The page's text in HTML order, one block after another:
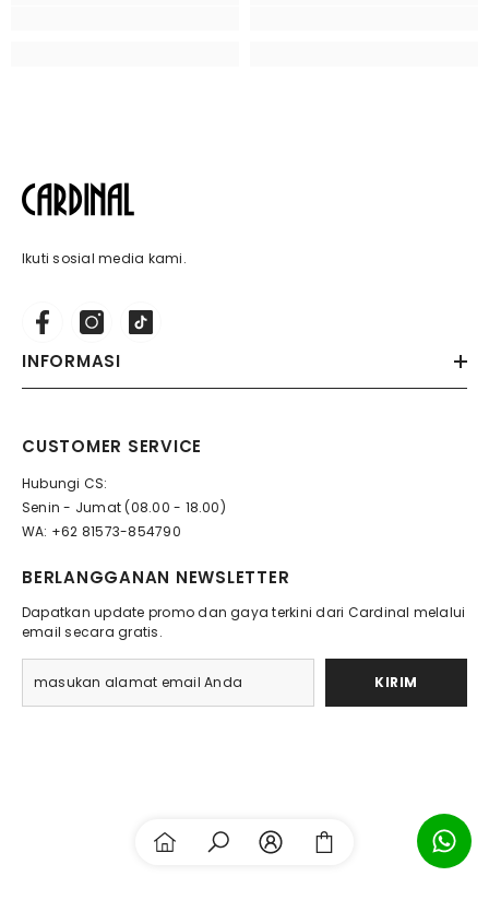
Ikuti sosial media kami.
INFORMASI
CUSTOMER SERVICE
Hubungi CS:
Senin - Jumat (08.00 - 18.00)
WA: +62 81573-854790
BERLANGGANAN NEWSLETTER
Dapatkan update promo dan gaya terkini dari Cardinal melalui
email secara gratis.
KIRIM
Payment